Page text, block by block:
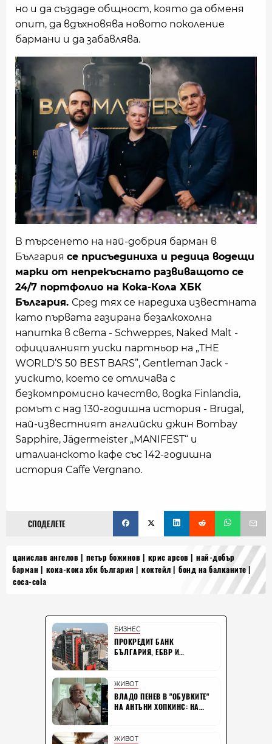
но и да създаде общност, която да обменя
опит, да вдъхновява новото поколение
бармани и да забавлява.
В търсенето на най-добрия барман в
България се присъединиха и редица водещи
марки от непрекъснато развиващото се
24/7 портфолио на Кока-Кола ХБК
България. Сред тях се наредиха известната
като първата газирана безалкохолна
напитка в света - Schweppes, Naked Malt -
официалният уиски партньор на „THE
WORLD’S 50 BEST BARS”, Gentleman Jack -
уискито, което се отличава с
безкомпромисно качество, водка Finlandia,
ромът с над 130-годишна история - Brugal,
най-известният английски джин Bombay
Sapphire, Jägermeister „MANIFEST“ и
италианското кафе със 142-годишна
история Caffe Vergnano.
СПОДЕЛЕТЕ
цанислав ангелов петър божинов крис арсов
най-добър
барман
кока-кока хбк българия коктейл
бонд на балканите
coca-cola